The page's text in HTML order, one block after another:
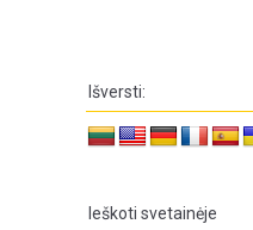
Išversti:
Ieškoti svetainėje